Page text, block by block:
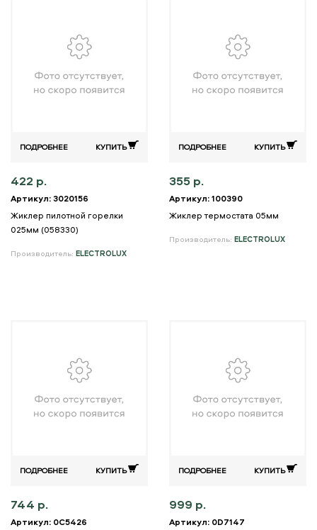
ПОДРОБНЕЕ КУПИТЬ
422 р.
Артикул: 3020156
Жиклер пилотной горелки
025мм (058330)
Производитель: ELECTROLUX
ПОДРОБНЕЕ КУПИТЬ
355 р.
Артикул: 100390
Жиклер термостата 05мм
Производитель: ELECTROLUX
ПОДРОБНЕЕ КУПИТЬ
744 р.
Артикул: 0C5426
ПОДРОБНЕЕ КУПИТЬ
999 р.
Артикул: 0D7147